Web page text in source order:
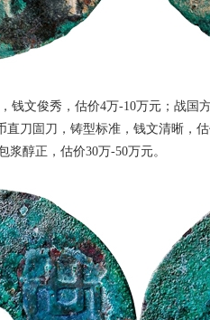
钱文俊秀，估价4万-10万元；战国
直刀圁刀，铸型标准，钱文清晰，估
浆醇正，估价30万-50万元。